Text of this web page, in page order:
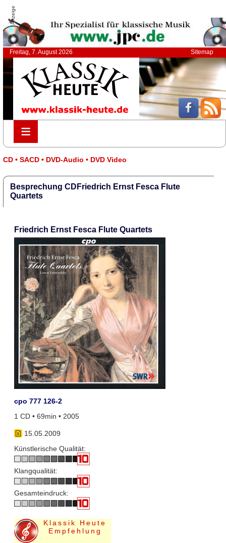
Anzeige
Freitag, 7. August 2026 Sitemap
≡
≡
CD • SACD • DVD-Audio • DVD Video
Besprechung CDFriedrich Ernst Fesca Flute
Quartets
Friedrich Ernst Fesca Flute Quartets
cpo 777 126-2
1 CD • 69min • 2005
15.05.2009
Künstlerische Qualität:
Klangqualität:
Gesamteindruck:
Klassik Heute
Empfehlung